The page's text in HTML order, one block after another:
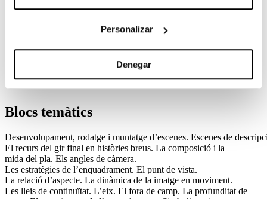
Personalizar
Denegar
de tècnica audiovisuals en la creació d’obres audiovisuals de
Ser capaç de treballar en equip.
resultat, tant a nivell individual com col·lectiu.
Blocs temàtics
Desenvolupament, rodatge i muntatge d’escenes. Escenes de
El recurs del gir final en històries breus. La composició i la
mida del pla. Els angles de càmera.
Les estratègies de l’enquadrament. El punt de vista.
La relació d’aspecte. La dinàmica de la imatge en moviment.
Les lleis de continuïtat. L’eix. El fora de camp. La profunditat de